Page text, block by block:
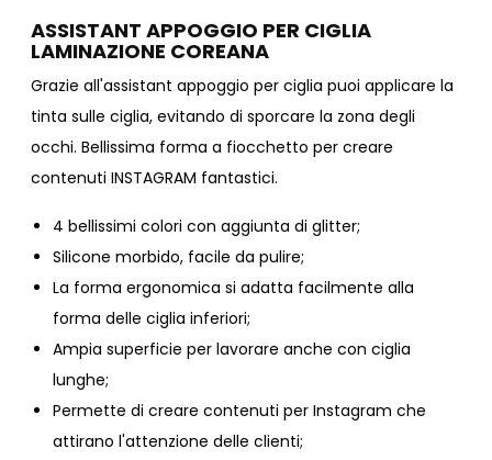
ASSISTANT APPOGGIO PER CIGLIA
LAMINAZIONE COREANA
Grazie all'assistant appoggio per ciglia puoi applicare la
tinta sulle ciglia, evitando di sporcare la zona degli
occhi. Bellissima forma a fiocchetto per creare
contenuti INSTAGRAM fantastici.
4 bellissimi colori con aggiunta di glitter;
Silicone morbido, facile da pulire;
La forma ergonomica si adatta facilmente alla
forma delle ciglia inferiori;
Ampia superficie per lavorare anche con ciglia
lunghe;
Permette di creare contenuti per Instagram che
attirano l'attenzione delle clienti;